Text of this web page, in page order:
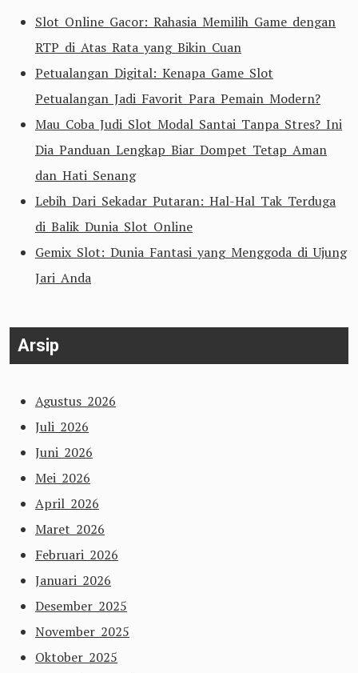
Slot Online Gacor: Rahasia Memilih Game dengan
RTP di Atas Rata yang Bikin Cuan
Petualangan Digital: Kenapa Game Slot
Petualangan Jadi Favorit Para Pemain Modern?
Mau Coba Judi Slot Modal Santai Tanpa Stres? Ini
Dia Panduan Lengkap Biar Dompet Tetap Aman
dan Hati Senang
Lebih Dari Sekadar Putaran: Hal-Hal Tak Terduga
di Balik Dunia Slot Online
Gemix Slot: Dunia Fantasi yang Menggoda di Ujung
Jari Anda
Arsip
Agustus 2026
Juli 2026
Juni 2026
Mei 2026
April 2026
Maret 2026
Februari 2026
Januari 2026
Desember 2025
November 2025
Oktober 2025